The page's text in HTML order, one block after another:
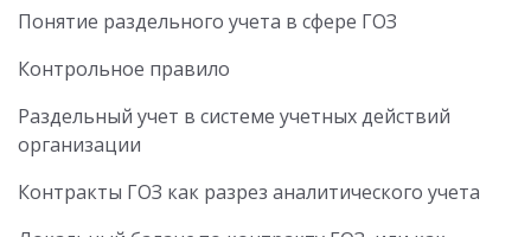
Понятие раздельного учета в сфере ГОЗ
Контрольное правило
Раздельный учет в системе учетных действий
организации
Контракты ГОЗ как разрез аналитического учета